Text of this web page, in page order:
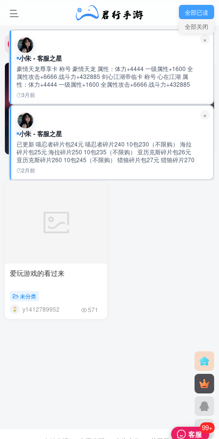
君行手游-玩家新群：992475915
君行手游-玩家新群：992475915
君行手游-玩家新群：992475915
游戏玩家的福地
排序 更新
爱玩游戏的看过来
未分类
y1412789952 571
客服
99+
全部已读
全部关闭
小朱 - 客服之星
豪情天龙尊享卡 称号 豪情天龙 属性：体力+4444 一级属性+1600 全
属性攻击+6666 战斗力+432885 剑心江湖帝临卡 称号 心在江湖 属
性：体力+4444 一级属性+1600 全属性攻击+6666 战斗力+432885
鬼谷纵横无双卡 称号 鬼谷无双 属性：体力+5555 一级属性+1600 全
属性攻击+8888 战斗力+534120 云龙御世龙尊卡 称号 云龙际会 属
性：体力+5555 一级属性+1600 全属性攻击+8888 战斗力+534120
仗剑天府君临卡 称号 仗剑游天府 属性：体力+6666 一级属性+1600
全属性攻击+11111 战斗力+635392 超核宗师独尊卡 称号 超核宗师
属性：体力+6666 一级属性+1600 全属性攻击+11111 战斗力
+635392 九九至尊•绝世英杰至臻卡 称号 盛世霸主 属性：会心攻击
+10000 一级属性+3333 全属性攻击+9999 战斗力+720772 称号 盛世
帝王 属性：会心攻击+10000 一级属性+3333 全属性攻击+9999 战斗
力+720772 称号 盛世至尊 属性：会心攻击+10000 一级属性+3333 全
属性攻击+9999 战斗力+720772 称号 绝世英杰 属性：会心攻击
+20000 一级属性+6666 全属性攻击+20000 战斗力:1441619
3月前
×
小朱 - 客服之星
已更新 喵忍者碎片包24元 喵忍者碎片240 10包230（不限购） 海拉
碎片包25元 海拉碎片250 10包235（不限购） 亚历克斯碎片包26元
亚历克斯碎片260 10包245（不限购） 猎狼碎片包27元 猎狼碎片270
10包255（不限购） 传说圣物速成包97元 传说圣物碎片500 5包
481（不限购） 史诗圣物速成包98元 史诗圣物碎片2500 5包483元
（不限购） 稀有圣物速成包99元 稀有圣物碎片12500 5包485元（不
2月前
×